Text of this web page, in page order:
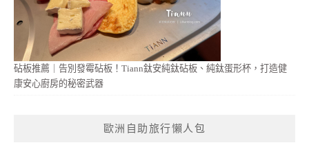
砧板推薦｜告別發霉砧板！Tiann鈦安純鈦砧板、純鈦蛋形杯，打造健
康安心廚房的秘密武器
歐洲自助旅行懶人包